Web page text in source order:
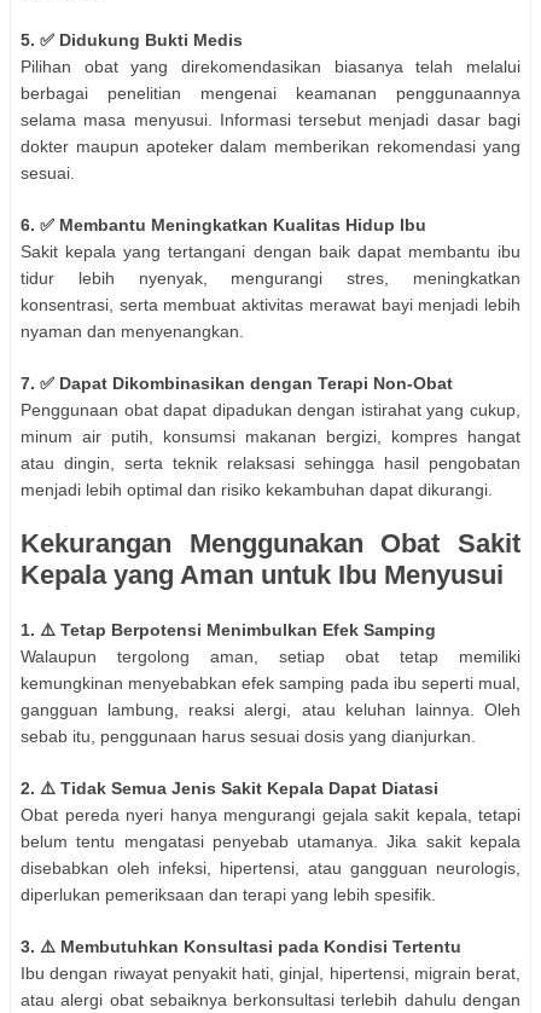
5. ✅ Didukung Bukti Medis
Pilihan obat yang direkomendasikan biasanya telah melalui
berbagai penelitian mengenai keamanan penggunaannya
selama masa menyusui. Informasi tersebut menjadi dasar bagi
dokter maupun apoteker dalam memberikan rekomendasi yang
sesuai.
6. ✅ Membantu Meningkatkan Kualitas Hidup Ibu
Sakit kepala yang tertangani dengan baik dapat membantu ibu
tidur lebih nyenyak, mengurangi stres, meningkatkan
konsentrasi, serta membuat aktivitas merawat bayi menjadi lebih
nyaman dan menyenangkan.
7. ✅ Dapat Dikombinasikan dengan Terapi Non-Obat
Penggunaan obat dapat dipadukan dengan istirahat yang cukup,
minum air putih, konsumsi makanan bergizi, kompres hangat
atau dingin, serta teknik relaksasi sehingga hasil pengobatan
menjadi lebih optimal dan risiko kekambuhan dapat dikurangi.
Kekurangan Menggunakan Obat Sakit
Kepala yang Aman untuk Ibu Menyusui
1. ⚠️ Tetap Berpotensi Menimbulkan Efek Samping
Walaupun tergolong aman, setiap obat tetap memiliki
kemungkinan menyebabkan efek samping pada ibu seperti mual,
gangguan lambung, reaksi alergi, atau keluhan lainnya. Oleh
sebab itu, penggunaan harus sesuai dosis yang dianjurkan.
2. ⚠️ Tidak Semua Jenis Sakit Kepala Dapat Diatasi
Obat pereda nyeri hanya mengurangi gejala sakit kepala, tetapi
belum tentu mengatasi penyebab utamanya. Jika sakit kepala
disebabkan oleh infeksi, hipertensi, atau gangguan neurologis,
diperlukan pemeriksaan dan terapi yang lebih spesifik.
3. ⚠️ Membutuhkan Konsultasi pada Kondisi Tertentu
Ibu dengan riwayat penyakit hati, ginjal, hipertensi, migrain berat,
atau alergi obat sebaiknya berkonsultasi terlebih dahulu dengan